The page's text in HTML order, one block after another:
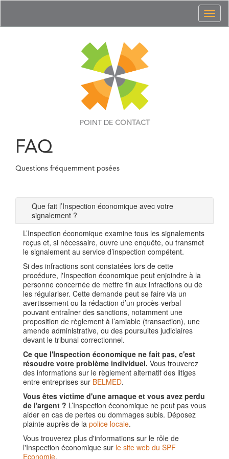
POINT DE CONTACT
FAQ
Questions fréquemment posées
Que fait l’Inspection économique avec votre
signalement ?
L’Inspection économique examine tous les signalements
reçus et, si nécessaire, ouvre une enquête, ou transmet
le signalement au service d’inspection compétent.
Si des infractions sont constatées lors de cette
procédure, l'Inspection économique peut enjoindre à la
personne concernée de mettre fin aux infractions ou de
les régulariser. Cette demande peut se faire via un
avertissement ou la rédaction d’un procès-verbal
pouvant entraîner des sanctions, notamment une
proposition de règlement à l’amiable (transaction), une
amende administrative, ou des poursuites judiciaires
devant le tribunal correctionnel.
Ce que l'Inspection économique ne fait pas, c'est
résoudre votre problème individuel. Vous trouverez
des informations sur le règlement alternatif des litiges
entre entreprises sur BELMED.
Vous êtes victime d'une arnaque et vous avez perdu
de l'argent ? L’Inspection économique ne peut pas vous
aider en cas de pertes ou dommages subis. Déposez
plainte auprès de la police locale.
Vous trouverez plus d'informations sur le rôle de
l'Inspection économique sur le site web du SPF
Economie.